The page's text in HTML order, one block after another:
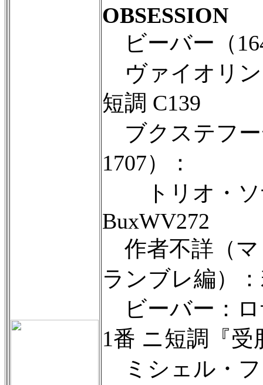
OBSESSION
ビーバー（
ヴァイオリン
短調 C139
ブクステフー
1707）：
トリオ・ソ
BuxWV272
作者不詳（マ
ランブレ編）
ビーバー：ロ
1番 ニ短調『受
ミシェル・フ